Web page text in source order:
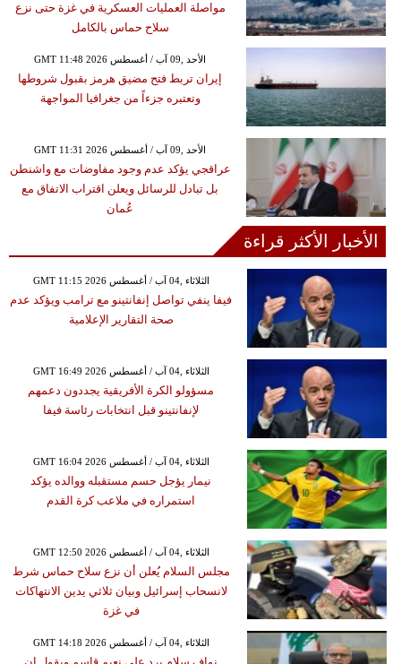
مواصلة العمليات العسكرية في غزة حتى نزع
سلاح حماس بالكامل
GMT 11:48 2026 الأحد ,09 آب / أغسطس
إيران تربط فتح مضيق هرمز بقبول شروطها
وتعتبره جزءاً من جغرافيا المواجهة
GMT 11:31 2026 الأحد ,09 آب / أغسطس
عراقجي يؤكد عدم وجود مفاوضات مع واشنطن
بل تبادل للرسائل ويعلن اقتراب الاتفاق مع
عُمان
الأخبار الأكثر قراءة
GMT 11:15 2026 الثلاثاء ,04 آب / أغسطس
فيفا ينفي تواصل إنفانتينو مع ترامب ويؤكد عدم
صحة التقارير الإعلامية
GMT 16:49 2026 الثلاثاء ,04 آب / أغسطس
مسؤولو الكرة الأفريقية يجددون دعمهم
لإنفانتينو قبل انتخابات رئاسة فيفا
GMT 16:04 2026 الثلاثاء ,04 آب / أغسطس
نيمار يؤجل حسم مستقبله ووالده يؤكد
استمراره في ملاعب كرة القدم
GMT 12:50 2026 الثلاثاء ,04 آب / أغسطس
مجلس السلام يُعلن أن نزع سلاح حماس شرط
لانسحاب إسرائيل وبيان ثلاثي يدين الانتهاكات
في غزة
GMT 14:18 2026 الثلاثاء ,04 آب / أغسطس